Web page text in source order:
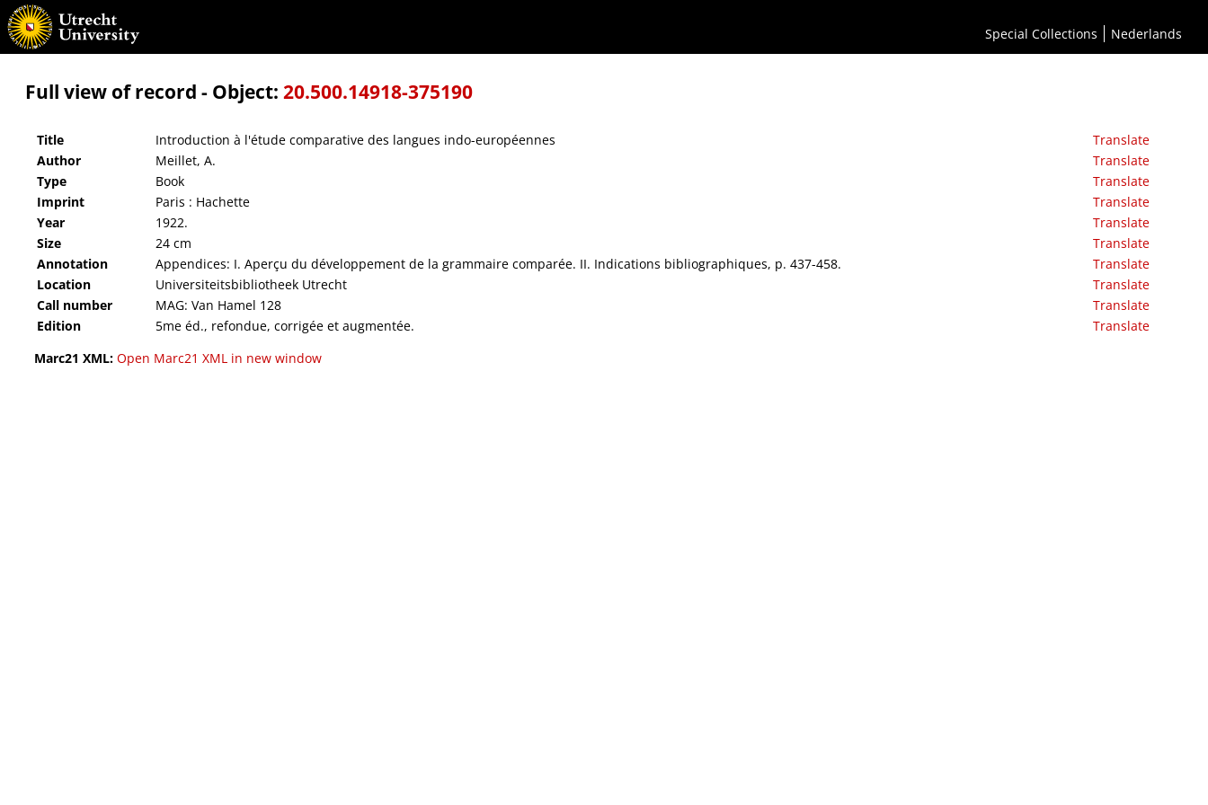
Special Collections Nederlands
Introduction à l'étude comparative des langues indo-européennes
Full view of record - Object: 20.500.14918-375190
Title Introduction à l'étude comparative des langues indo-européennes
Translate
Author
Meillet, A.
Translate
Type
Book
Translate
Imprint
Paris : Hachette
Translate
Year
1922.
Translate
Size
24 cm
Translate
Annotation
Appendices: I. Aperçu du développement de la grammaire comparée. II. Indications bibliographiques, p. 437-458.
Translate
Location
Universiteitsbibliotheek Utrecht
Translate
Call number
MAG: Van Hamel 128
Translate
Edition
5me éd., refondue, corrigée et augmentée.
Translate
Marc21 XML: Open Marc21 XML in new window